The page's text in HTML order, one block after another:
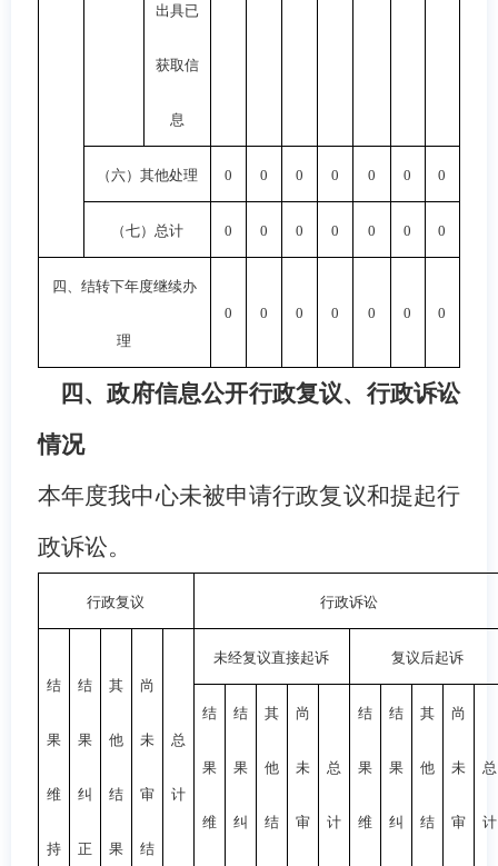
出具已
获取信
息
（六）其他处理 0 0 0 0 0 0 0
（七）总计 0 0 0 0 0 0 0
四、结转下年度继续办
理
0 0 0 0 0 0 0
四、政府信息公开行政复议、行政诉讼
情况
本年度我中心未被申请行政复议和提起行
政诉讼。
行政复议 行政诉讼
结
果
维
持
结
果
纠
正
其
他
结
果
尚
未
审
结
总
计
未经复议直接起诉 复议后起诉
结
果
维
结
果
纠
其
他
结
尚
未
审
总
计
结
果
维
结
果
纠
其
他
结
尚
未
审
总
计